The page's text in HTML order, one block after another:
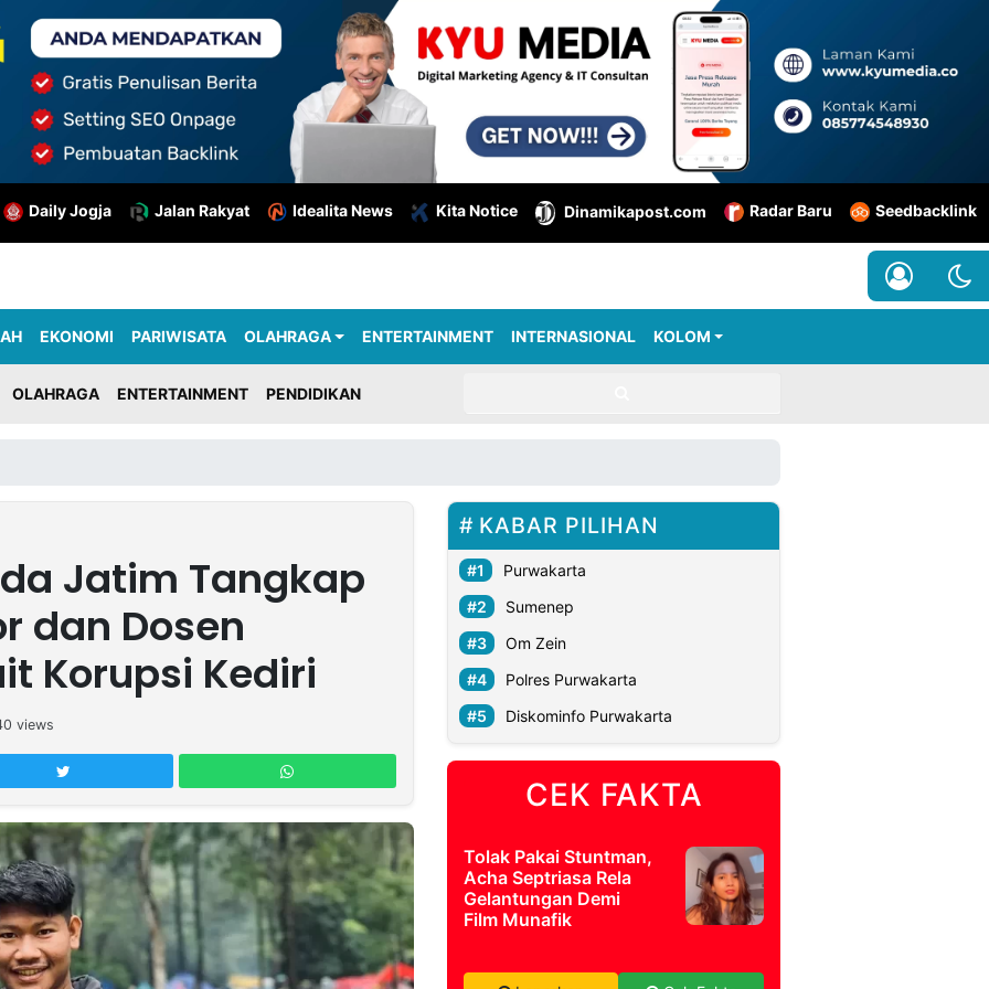
Daily Jogja Jalan Rakyat Idealita News Kita Notice Dinamikapost.com Radar Baru Seedbacklink
EKONOMI PARIWISATA OLAHRAGA ENTERTAINMENT INTERNASIONAL KOLOM
OLAHRAGA ENTERTAINMENT PENDIDIKAN
Jatim Tangkap
dan Dosen
Korupsi Kediri
views
KABAR PILIHAN
Purwakarta
Sumenep
Om Zein
Polres Purwakarta
Diskominfo Purwakarta
CEK FAKTA
Tolak Pakai Stuntman,
Acha Septriasa Rela
Gelantungan Demi
Film Munafik